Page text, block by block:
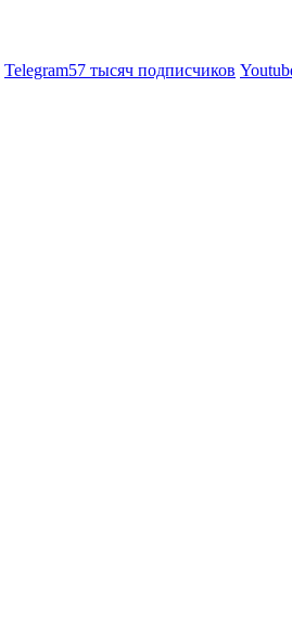
Telegram57 тысяч подписчиков